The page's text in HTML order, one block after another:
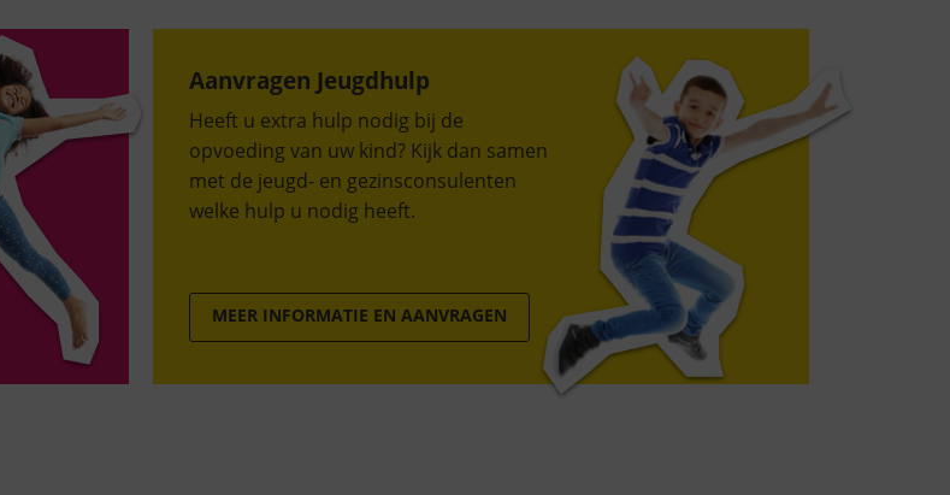
Aanvragen Jeugdhulp
Heeft u extra hulp nodig bij de
opvoeding van uw kind? Kijk dan samen
met de jeugd- en gezinsconsulenten
welke hulp u nodig heeft.
MEER INFORMATIE EN AANVRAGEN